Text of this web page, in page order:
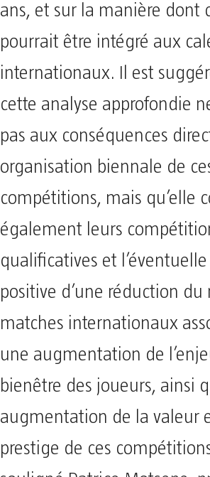
ans, et sur la manière dont
pourrait être intégré aux
internationaux. Il est
cette analyse approfondie
pas aux conséquences
organisation biennale de
compétitions, mais qu’elle
également leurs
qualificatives et
positive d’une réduction du
matches internationaux
une augmentation de
bienêtre des joueurs, ainsi
augmentation de la valeur
prestige de ces